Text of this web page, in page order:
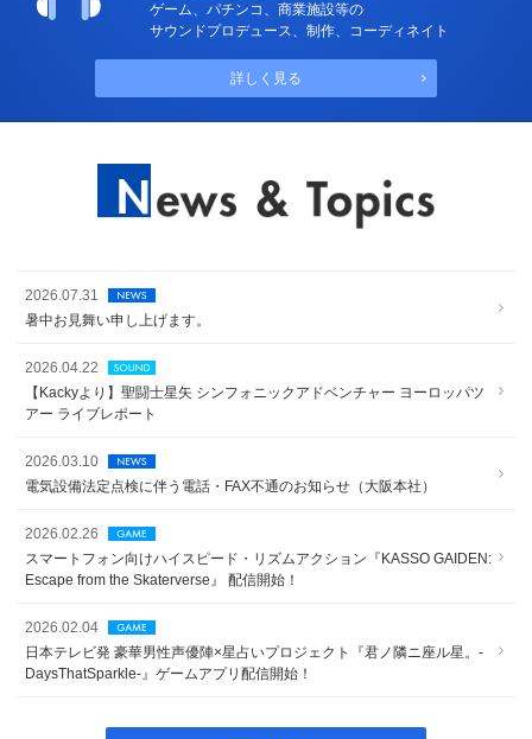
ゲーム、パチンコ、商業施設等の
サウンドプロデュース、制作、コーディネイト
詳しく見る
2026.07.31
暑中お見舞い申し上げます。
2026.04.22
【Kackyより】聖闘士星矢 シンフォニックアドベンチャー ヨーロッパツ
アー ライブレポート
2026.03.10
電気設備法定点検に伴う電話・FAX不通のお知らせ（大阪本社）
2026.02.26
スマートフォン向けハイスピード・リズムアクション『KASSO GAIDEN:
Escape from the Skaterverse』 配信開始！
2026.02.04
日本テレビ発 豪華男性声優陣×星占いプロジェクト『君ノ隣ニ座ル星。-
DaysThatSparkle-』ゲームアプリ配信開始！